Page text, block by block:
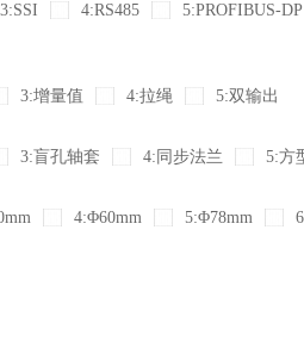
3:SSI 4:RS485 5:PROFIBUS-DP
3:增量值 4:拉绳 5:双输出
3:盲孔轴套 4:同步法兰 5:方
4:Φ60mm 5:Φ78mm